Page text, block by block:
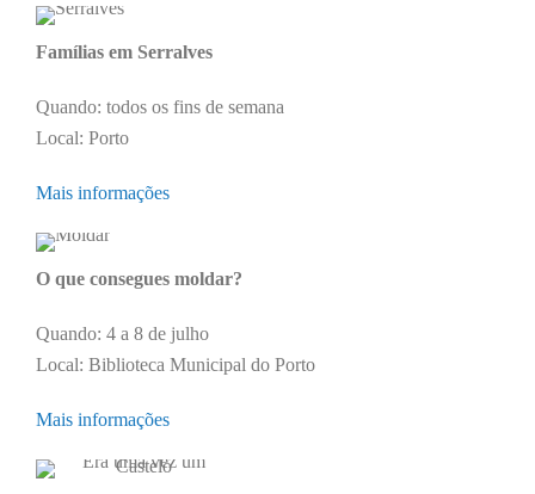
Famílias em Serralves
Quando: todos os fins de semana
Local: Porto
Mais informações
O que consegues moldar?
Quando: 4 a 8 de julho
Local: Biblioteca Municipal do Porto
Mais informações